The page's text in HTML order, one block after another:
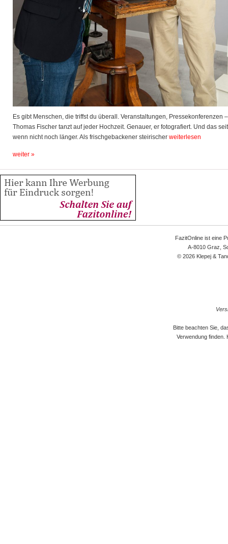
Es gibt Menschen, die triffst du überall. Veranstaltungen, Pressekonferenzen –
Thomas Fischer tanzt auf jeder Hochzeit. Genauer, er fotografiert. Und das
wenn nicht noch länger. Als frischgebackener steirischer weiterlesen
weiter »
FazitOnline ist eine
A-8010 Graz,
© 2026 Klepej &
Bitte beachten Sie,
Verwendung finden.